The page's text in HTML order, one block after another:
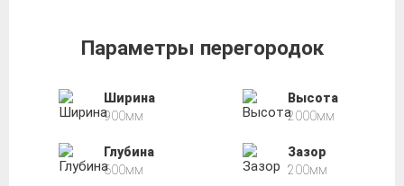
Параметры перегородок
Ширина
900мм
Высота
2000мм
Глубина
600мм
Зазор
200мм